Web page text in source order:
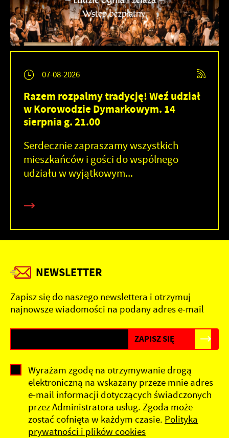
07-08-2026
Razem rozpalmy tradycję! Weź udział
w Korowodzie Dymarkowym. 14
sierpnia g. 21.00
Serdecznie zapraszamy wszystkich
mieszkańców i gości do wspólnego
udziału w wyjątkowym...
NEWSLETTER
Zapisz się do naszego newslettera i otrzymuj
najnowsze wiadomości na podany adres e-mail
Wyrażam zgodę na otrzymywanie drogą
elektroniczną na wskazany przeze mnie adres
e-mail informacji dotyczących świadczonych
przez Administratora usług. Zgoda może
zostać cofnięta w każdym czasie. Polityka
prywatności i plików cookies